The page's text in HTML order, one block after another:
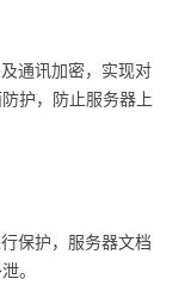
通讯加密，实现对
护，防止服务器上
保护，服务器文档
。